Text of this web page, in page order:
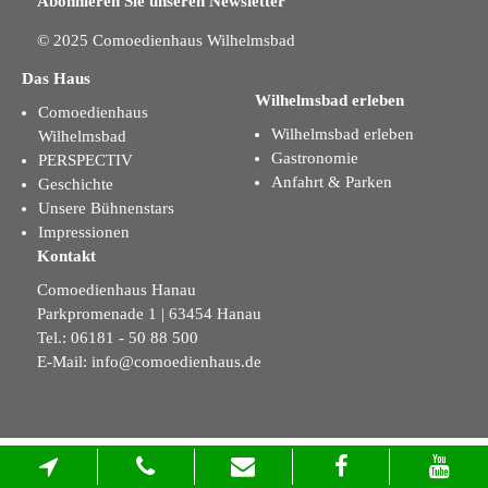
© 2025 Comoedienhaus Wilhelmsbad
Das Haus
Comoedienhaus
Wilhelmsbad
PERSPECTIV
Geschichte
Unsere Bühnenstars
Impressionen
Wilhelmsbad erleben
Wilhelmsbad erleben
Gastronomie
Anfahrt & Parken
Kontakt
Comoedienhaus Hanau
Parkpromenade 1 | 63454 Hanau
Tel.: 06181 - 50 88 500
E-Mail: info@comoedienhaus.de